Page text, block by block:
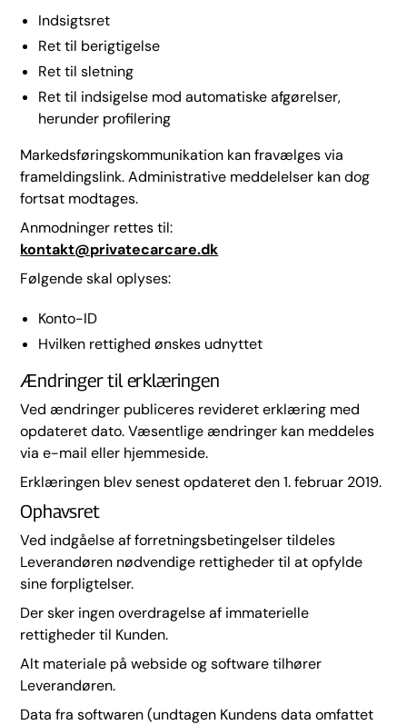
Indsigtsret
Ret til berigtigelse
Ret til sletning
Ret til indsigelse mod automatiske afgørelser,
herunder profilering
Markedsføringskommunikation kan fravælges via
frameldingslink. Administrative meddelelser kan dog
fortsat modtages.
Anmodninger rettes til:
kontakt@privatecarcare.dk
Følgende skal oplyses:
Konto-ID
Hvilken rettighed ønskes udnyttet
Ændringer til erklæringen
Ved ændringer publiceres revideret erklæring med
opdateret dato. Væsentlige ændringer kan meddeles
via e-mail eller hjemmeside.
Erklæringen blev senest opdateret den 1. februar 2019.
Ophavsret
Ved indgåelse af forretningsbetingelser tildeles
Leverandøren nødvendige rettigheder til at opfylde
sine forpligtelser.
Der sker ingen overdragelse af immaterielle
rettigheder til Kunden.
Alt materiale på webside og software tilhører
Leverandøren.
Data fra softwaren (undtagen Kundens data omfattet